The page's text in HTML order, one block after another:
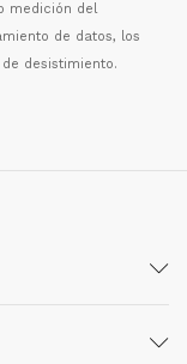
medición del
de datos, los
desistimiento.